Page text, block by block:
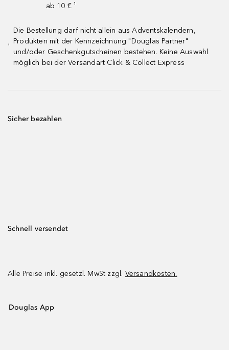
ab 10 € ¹
¹
Die Bestellung darf nicht allein aus Adventskalendern,
Produkten mit der Kennzeichnung "Douglas Partner"
und/oder Geschenkgutscheinen bestehen. Keine Auswahl
möglich bei der Versandart Click & Collect Express
Sicher bezahlen
Schnell versendet
Alle Preise inkl. gesetzl. MwSt zzgl. Versandkosten.
Douglas App